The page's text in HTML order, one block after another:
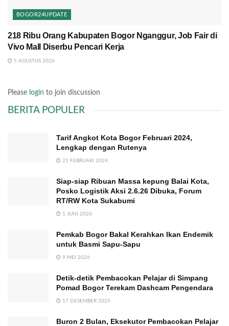
BOGOR24UPDATE
218 Ribu Orang Kabupaten Bogor Nganggur, Job Fair di
Vivo Mall Diserbu Pencari Kerja
5 AGUSTUS 2026
Please login to join discussion
BERITA POPULER
Tarif Angkot Kota Bogor Februari 2024,
Lengkap dengan Rutenya
21 FEBRUARI 2024
Siap-siap Ribuan Massa kepung Balai Kota,
Posko Logistik Aksi 2.6.26 Dibuka, Forum
RT/RW Kota Sukabumi
1 JUNI 2026
Pemkab Bogor Bakal Kerahkan Ikan Endemik
untuk Basmi Sapu-Sapu
9 MEI 2026
Detik-detik Pembacokan Pelajar di Simpang
Pomad Bogor Terekam Dashcam Pengendara
17 DESEMBER 2025
Buron 2 Bulan, Eksekutor Pembacokan Pelajar